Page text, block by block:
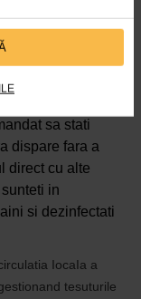
alte virusuri poate
sunt
sa stati
dispare fara a
direct cu alte
in
si dezinfectati
IocaIa a
tesuturile